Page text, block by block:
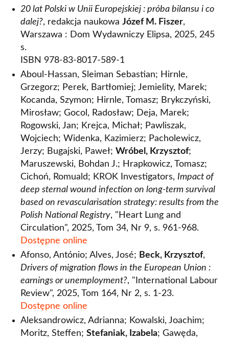
20 lat Polski w Unii Europejskiej : próba bilansu i co
dalej?, redakcja naukowa Józef M. Fiszer,
Warszawa : Dom Wydawniczy Elipsa, 2025, 245
s.
ISBN 978-83-8017-589-1
Aboul-Hassan, Sleiman Sebastian; Hirnle,
Grzegorz; Perek, Bartłomiej; Jemielity, Marek;
Kocanda, Szymon; Hirnle, Tomasz; Brykczyński,
Mirosław; Gocol, Radosław; Deja, Marek;
Rogowski, Jan; Krejca, Michał; Pawliszak,
Wojciech; Widenka, Kazimierz; Pacholewicz,
Jerzy; Bugajski, Paweł; Wróbel, Krzysztof;
Maruszewski, Bohdan J.; Hrapkowicz, Tomasz;
Cichoń, Romuald; KROK Investigators, Impact of
deep sternal wound infection on long-term survival
based on revascularisation strategy: results from the
Polish National Registry, "Heart Lung and
Circulation", 2025, Tom 34, Nr 9, s. 961-968.
Dostępne online
Afonso, António; Alves, José; Beck, Krzysztof,
Drivers of migration flows in the European Union :
earnings or unemployment?, "International Labour
Review", 2025, Tom 164, Nr 2, s. 1-23.
Dostępne online
Aleksandrowicz, Adrianna; Kowalski, Joachim;
Moritz, Steffen; Stefaniak, Izabela; Gawęda,